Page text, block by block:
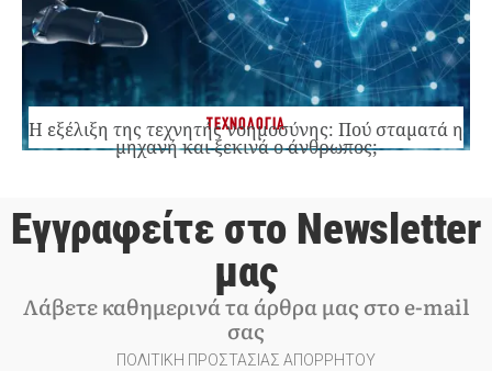
ΤΕΧΝΟΛΟΓΙΑ
Η εξέλιξη της τεχνητής νοημοσύνης: Πού σταματά η
μηχανή και ξεκινά ο άνθρωπος;
Εγγραφείτε στο Newsletter
μας
Λάβετε καθημερινά τα άρθρα μας στο e-mail
σας
ΠΟΛΙΤΙΚΗ ΠΡΟΣΤΑΣΙΑΣ ΑΠΟΡΡΗΤΟΥ